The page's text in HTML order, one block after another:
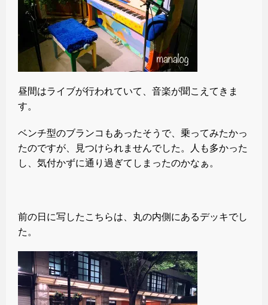
昼間はライブが行われていて、音楽が聞こえてきま
す。
ベンチ型のブランコもあったそうで、乗ってみたかっ
たのですが、見つけられませんでした。人も多かった
し、気付かずに通り過ぎてしまったのかなぁ。
前の日に写したこちらは、丸の内側にあるデッキでし
た。